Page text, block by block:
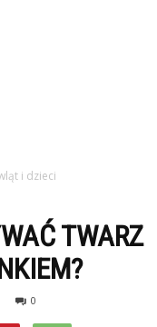
i dzieci
TWARZ
0